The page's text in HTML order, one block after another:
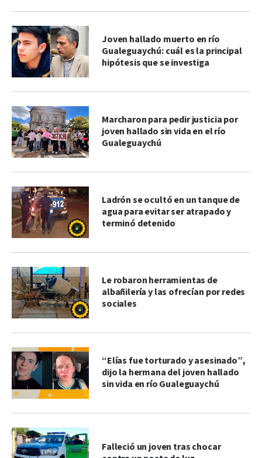
Joven hallado muerto en río
Gualeguaychú: cuál es la principal
hipótesis que se investiga
Marcharon para pedir justicia por
joven hallado sin vida en el río
Gualeguaychú
Ladrón se ocultó en un tanque de
agua para evitar ser atrapado y
terminó detenido
Le robaron herramientas de
albañilería y las ofrecían por redes
sociales
“Elías fue torturado y asesinado”,
dijo la hermana del joven hallado
sin vida en río Gualeguaychú
Falleció un joven tras chocar